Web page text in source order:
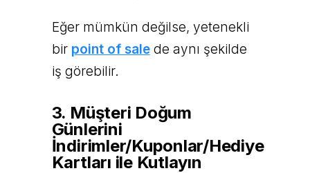
Eğer mümkün değilse, yetenekli
bir point of salede aynı şekilde
iş görebilir.
3. Müşteri Doğum
Günlerini
İndirimler/Kuponlar/Hediye
Kartları ile Kutlayın